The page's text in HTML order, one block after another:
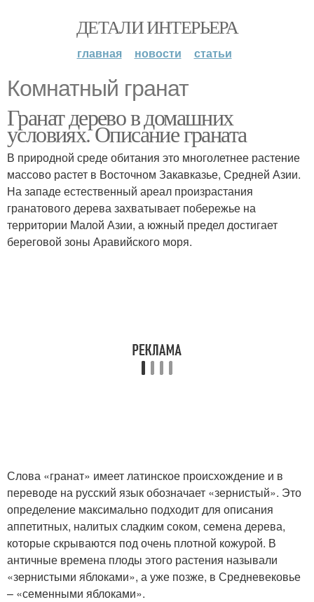
ДЕТАЛИ ИНТЕРЬЕРА
главная новости статьи
Комнатный гранат
Гранат дерево в домашних
условиях. Описание граната
В природной среде обитания это многолетнее растение
массово растет в Восточном Закавказье, Средней Азии.
На западе естественный ареал произрастания
гранатового дерева захватывает побережье на
территории Малой Азии, а южный предел достигает
береговой зоны Аравийского моря.
Слова «гранат» имеет латинское происхождение и в
переводе на русский язык обозначает «зернистый». Это
определение максимально подходит для описания
аппетитных, налитых сладким соком, семена дерева,
которые скрываются под очень плотной кожурой. В
античные времена плоды этого растения называли
«зернистыми яблоками», а уже позже, в Средневековье
– «семенными яблоками».